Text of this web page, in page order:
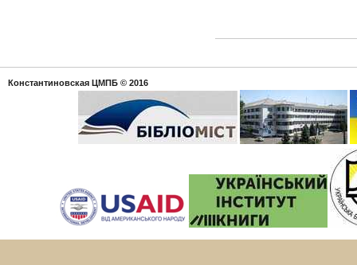
Константиновская ЦМПБ © 2016